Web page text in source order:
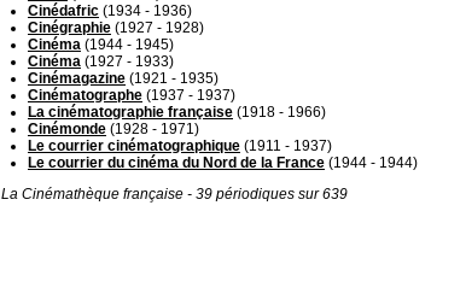
Cinédafric (1934 - 1936)
Cinégraphie (1927 - 1928)
Cinéma (1944 - 1945)
Cinéma (1927 - 1933)
Cinémagazine (1921 - 1935)
Cinématographe (1937 - 1937)
La cinématographie française (1918 - 1966)
Cinémonde (1928 - 1971)
Le courrier cinématographique (1911 - 1937)
Le courrier du cinéma du Nord de la France (1944 - 1944)
La Cinémathèque française - 39 périodiques sur 639